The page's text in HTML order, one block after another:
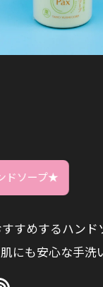
ドソープ★
すめするハンド
にも安心な手